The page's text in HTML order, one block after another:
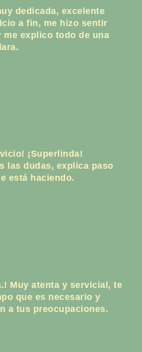
dedicada, excelente
a fin, me hizo sentir
me explico todo de una
¡Superlinda!
las dudas, explica paso
está haciendo.
Muy atenta y servicial, te
que es necesario y
a tus preocupaciones.